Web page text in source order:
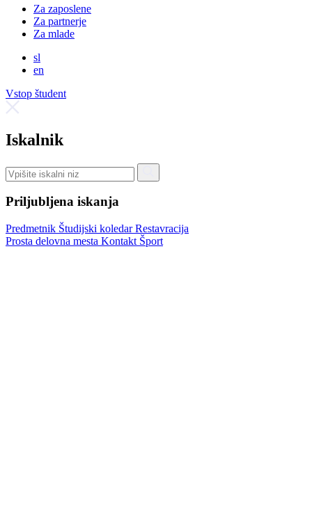
Za zaposlene
Za partnerje
Za mlade
sl
en
Vstop študent
Iskalnik
Priljubljena iskanja
Predmetnik Študijski koledarRestavracija
Prosta delovna mesta Kontakt Šport